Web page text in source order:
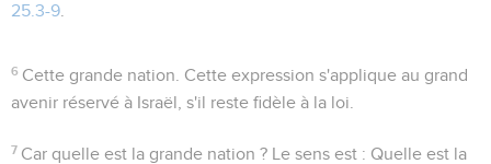
25.3-9
6 Cette grande nation . Cette expression s'applique au grand
avenir réservé à Israël, s'il reste fidèle à la loi.
7 Car quelle est la grande nation ? Le sens est : Quelle est la